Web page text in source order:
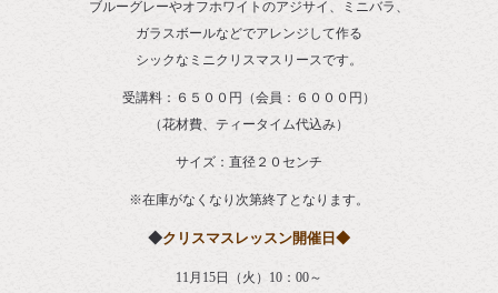
ブルーグレーやオフホワイトのアジサイ、ミニバラ、
ガラスボールなどでアレンジして作る
シックなミニクリスマスリースです。
受講料：６５００円（会員：６０００円）
（花材費、ティータイム代込み）
サイズ：直径２０センチ
※在庫がなくなり次第終了となります。
◆クリスマスレッスン開催日◆
11月15日（火）10：00～